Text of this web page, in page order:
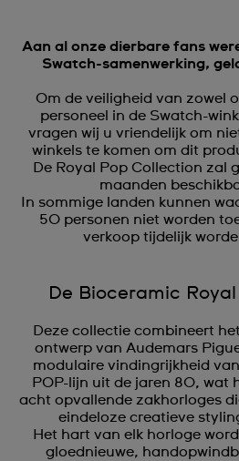
Aan al onze dierbare fans
Swatch-samenwerking,
Om de veiligheid van zowel
personeel in de Swatch-
vragen wij u vriendelijk om
winkels te komen om dit
De Royal Pop Collection zal
maanden
In sommige landen kunnen
50 personen niet worden
verkoop tijdelijk
De Bioceramic
Deze collectie combineert
ontwerp van Audemars
modulaire vindingrijkheid
POP-lijn uit de jaren 80, wat
acht opvallende zakhorloges
eindeloze creatieve
Het hart van elk horloge
gloednieuwe,